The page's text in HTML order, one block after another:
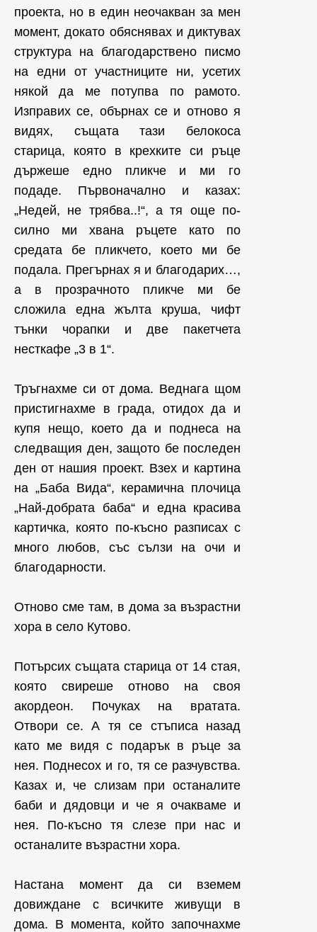
проекта, но в един неочакван за мен
момент, докато обяснявах и диктувах
структура на благодарствено писмо
на едни от участниците ни, усетих
някой да ме потупва по рамото.
Изправих се, обърнах се и отново я
видях, същата тази белокоса
старица, която в крехките си ръце
държеше едно пликче и ми го
подаде. Първоначално и казах:
„Недей, не трябва..!“, а тя още по-
силно ми хвана ръцете като по
средата бе пликчето, което ми бе
подала. Прегърнах я и благодарих…,
а в прозрачното пликче ми бе
сложила една жълта круша, чифт
тънки чорапки и две пакетчета
несткафе „3 в 1“.
Тръгнахме си от дома. Веднага щом
пристигнахме в града, отидох да и
купя нещо, което да и поднеса на
следващия ден, защото бе последен
ден от нашия проект. Взех и картина
на „Баба Вида“, керамична плочица
„Най-добрата баба“ и една красива
картичка, която по-късно разписах с
много любов, със сълзи на очи и
благодарности.
Отново сме там, в дома за възрастни
хора в село Кутово.
Потърсих същата старица от 14 стая,
която свиреше отново на своя
акордеон. Почуках на вратата.
Отвори се. А тя се стъписа назад
като ме видя с подарък в ръце за
нея. Поднесох и го, тя се разчувства.
Казах и, че слизам при останалите
баби и дядовци и че я очакваме и
нея. По-късно тя слезе при нас и
останалите възрастни хора.
Настана момент да си вземем
довиждане с всичките живущи в
дома. В момента, който започнахме